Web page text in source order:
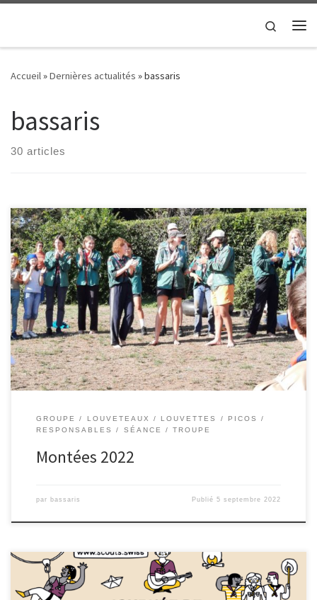
Search
Accueil»Dernières actualités »bassaris
bassaris
30 articles
GROUPE LOUVETEAUX LOUVETTES
PICOS
RESPONSABLES
SÉANCE TROUPE
Montées 2022
par bassaris Publié5 septembre 2022